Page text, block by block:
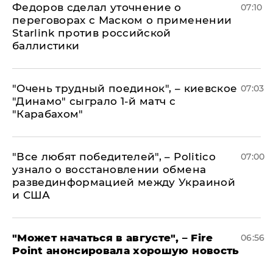
Федоров сделал уточнение о
переговорах с Маском о применении
Starlink против российской
баллистики
07:10
"Очень трудный поединок", – киевское
"Динамо" сыграло 1-й матч с
"Карабахом"
07:03
​"Все любят победителей", – Politico
узнало о восстановлении обмена
развединформацией между Украиной
и США
07:00
"Может начаться в августе", – Fire
Point анонсировала хорошую новость
06:56